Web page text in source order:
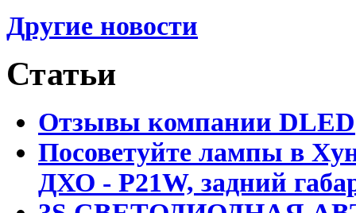
Другие новости
Статьи
Отзывы компании DLED
Посоветуйте лампы в
ДХО - P21W, задний